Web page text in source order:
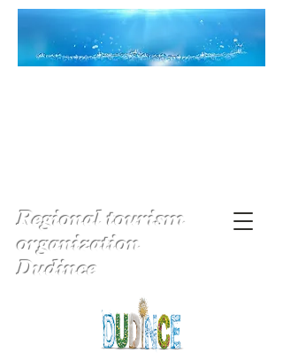
Regional tourism
organization
Dudince